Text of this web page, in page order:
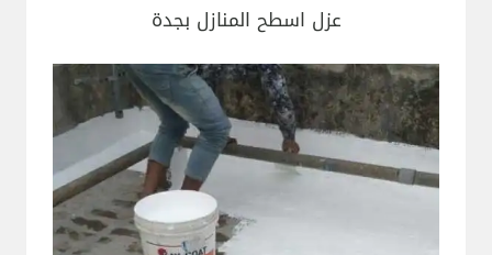
عزل اسطح المنازل بجدة